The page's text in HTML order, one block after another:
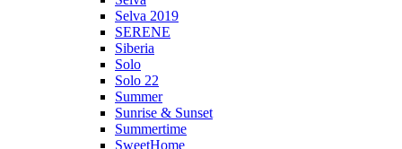
Selva 2019
SERENE
Siberia
Solo
Solo 22
Summer
Sunrise & Sunset
Summertime
SweetHome